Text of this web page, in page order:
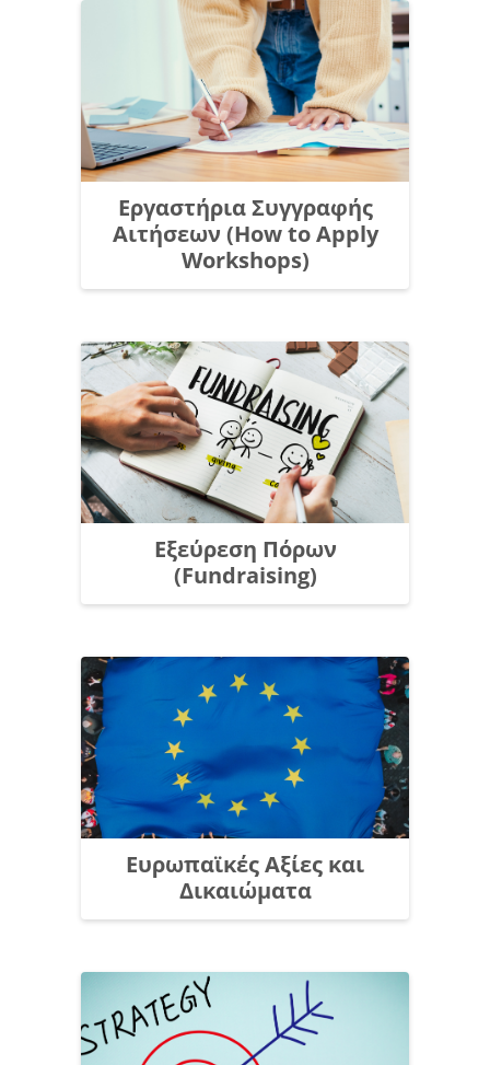
Εργαστήρια Συγγραφής
Αιτήσεων (How to Apply
Workshops)
Εξεύρεση Πόρων
(Fundraising)
Ευρωπαϊκές Αξίες και
Δικαιώματα